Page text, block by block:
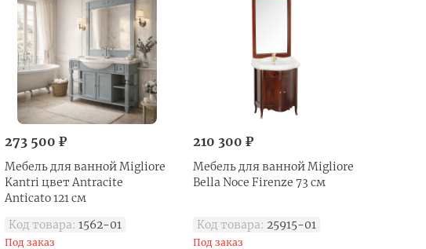
273 500 ₽
Мебель для ванной Migliore
Kantri цвет Antracite
Anticato 121 см
Код товара: 1562-01
Под заказ
210 300 ₽
Мебель для ванной Migliore
Bella Noce Firenze 73 см
Код товара: 25915-01
Под заказ